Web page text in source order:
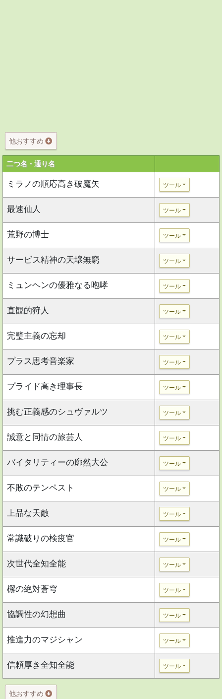
他おすすめ
二つ名・通り名
ミラノの順応高き破魔矢 ツール
最速仙人 ツール
荒野の博士 ツール
サービス精神の天壌無窮 ツール
ミュンヘンの優雅なる咆哮 ツール
直観的狩人 ツール
完璧主義の忘却 ツール
プラス思考音楽家 ツール
プライド高き理事長 ツール
挑む正義感のシュヴァルツ ツール
誠意と同情の旅芸人 ツール
バイタリティーの廓然大公 ツール
不敗のテンペスト ツール
上品な天敵 ツール
常識破りの検疫官 ツール
次世代全知全能 ツール
檞の絶対蒼穹 ツール
協調性の幻想曲 ツール
推進力のマジシャン ツール
信頼厚き全知全能 ツール
他おすすめ